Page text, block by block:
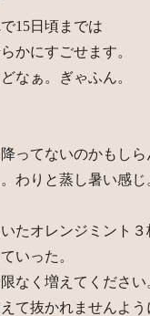
15日頃までは
かにすごせます。
なぁ。ぎゃふん。
ってないのかもしら
わりと蒸し暑い感じ
たオレンジミント３
いった。
なく増えてください
て抜かれませんよう